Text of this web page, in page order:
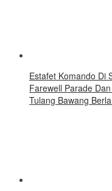
Estafet Komando Di
Farewell Parade
Tulang Bawang